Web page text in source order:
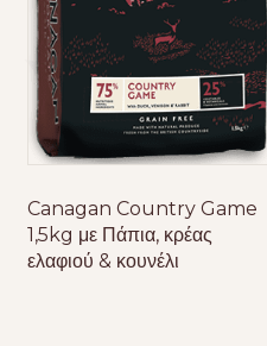
Canagan Country Game
1,5kg με Πάπια, κρέας
ελαφιού & κουνέλι